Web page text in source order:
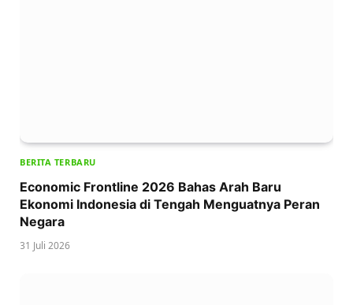
BERITA TERBARU
Economic Frontline 2026 Bahas Arah Baru
Ekonomi Indonesia di Tengah Menguatnya Peran
Negara
31 Juli 2026